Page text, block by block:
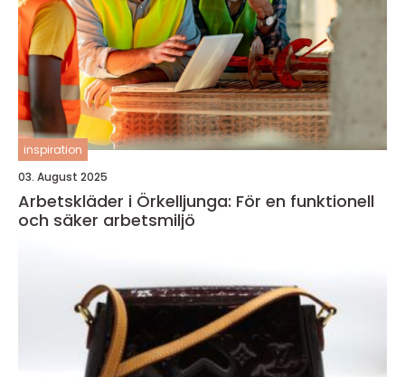
inspiration
03. August 2025
Arbetskläder i Örkelljunga: För en funktionell
och säker arbetsmiljö